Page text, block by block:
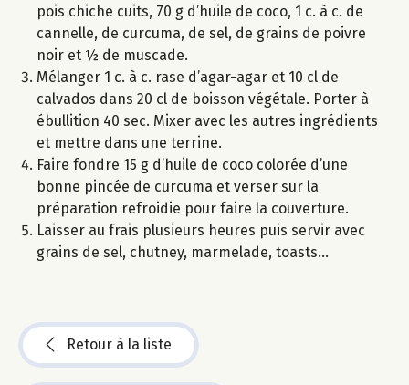
pois chiche cuits, 70 g d’huile de coco, 1 c. à c. de
cannelle, de curcuma, de sel, de grains de poivre
noir et ½ de muscade.
Mélanger 1 c. à c. rase d’agar-agar et 10 cl de
calvados dans 20 cl de boisson végétale. Porter à
ébullition 40 sec. Mixer avec les autres ingrédients
et mettre dans une terrine.
Faire fondre 15 g d’huile de coco colorée d’une
bonne pincée de curcuma et verser sur la
préparation refroidie pour faire la couverture.
Laisser au frais plusieurs heures puis servir avec
grains de sel, chutney, marmelade, toasts...
Retour à la liste